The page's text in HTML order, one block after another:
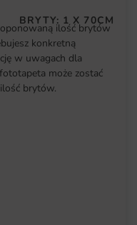
BRYTY: 1 X 70CM
ilość brytów
konkretną
w uwagach dla
może zostać
brytów.